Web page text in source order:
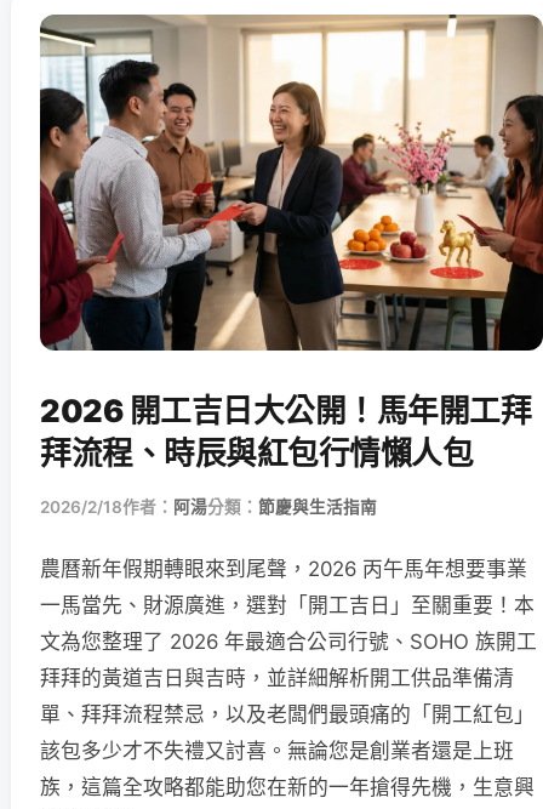
2026 開工吉日大公開！馬年開工拜
拜流程、時辰與紅包行情懶人包
2026/2/18作者： 阿湯分類： 節慶與生活指南
農曆新年假期轉眼來到尾聲，2026 丙午馬年想要事業
一馬當先、財源廣進，選對「開工吉日」至關重要！本
文為您整理了 2026 年最適合公司行號、SOHO 族開工
拜拜的黃道吉日與吉時，並詳細解析開工供品準備清
單、拜拜流程禁忌，以及老闆們最頭痛的「開工紅包」
該包多少才不失禮又討喜。無論您是創業者還是上班
族，這篇全攻略都能助您在新的一年搶得先機，生意興